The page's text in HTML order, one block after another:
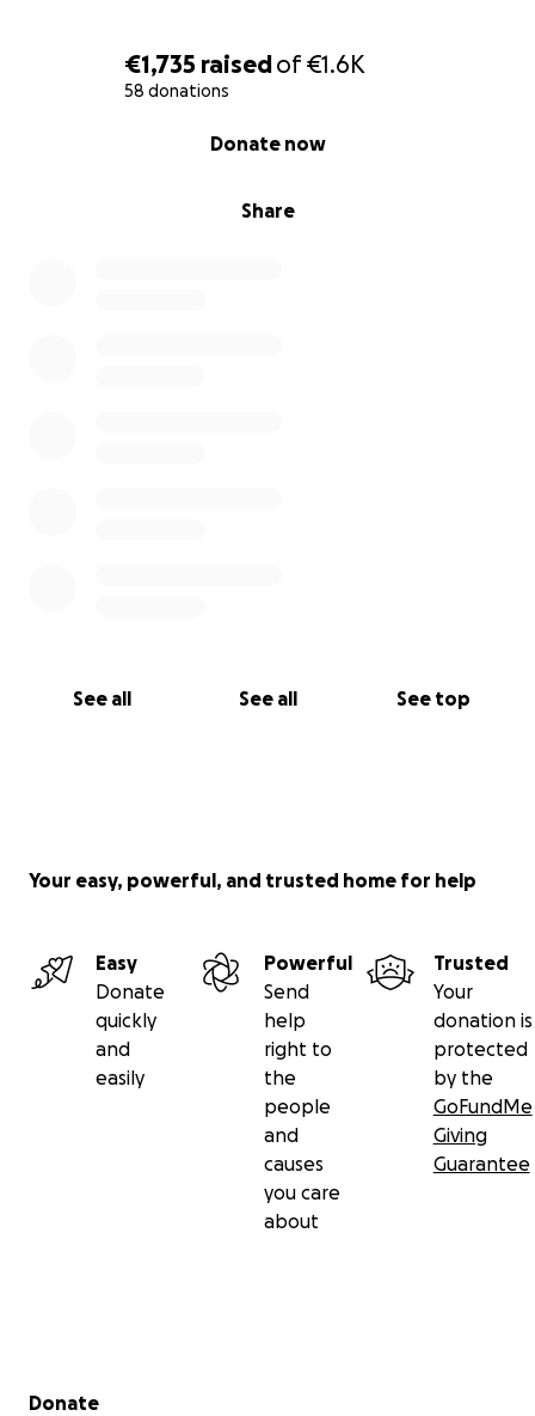
€1,735 raisedof€1.6K
58 donations
Share
Donate now
See all See all See top
Your easy, powerful, and trusted home for help
Easy
Donate
quickly
and
easily
Powerful
Send
help
right to
the
people
and
causes
you care
about
Trusted
Your
donation is
protected
by the
GoFundMe
Giving
Guarantee
Secondary menu
Donate